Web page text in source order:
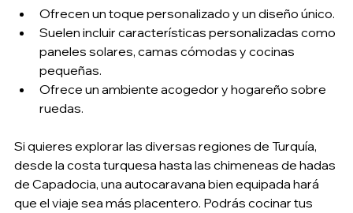
Ofrecen un toque personalizado y un diseño único.
Suelen incluir características personalizadas como
paneles solares, camas cómodas y cocinas
pequeñas.
Ofrece un ambiente acogedor y hogareño sobre
ruedas.
Si quieres explorar las diversas regiones de Turquía,
desde la costa turquesa hasta las chimeneas de hadas
de Capadocia, una autocaravana bien equipada hará
que el viaje sea más placentero. Podrás cocinar tus